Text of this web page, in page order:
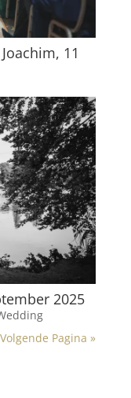
11
2025
Volgende Pagina »